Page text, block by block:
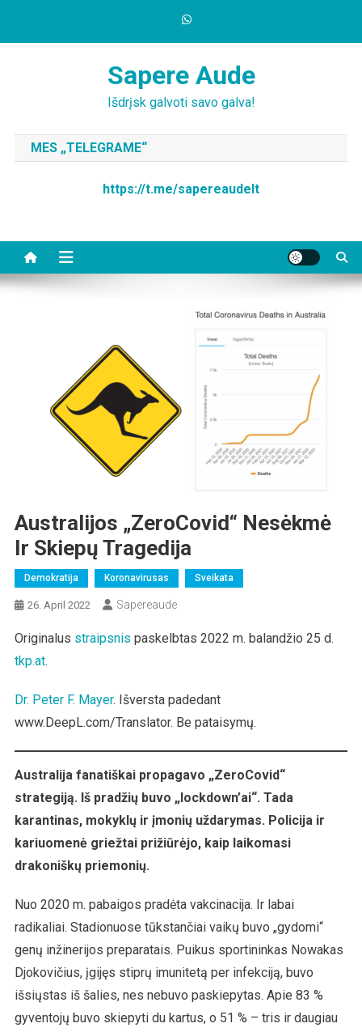
Sapere Aude
Išdrįsk galvoti savo galva!
MES „TELEGRAME“
https://t.me/sapereaudelt
Australijos „ZeroCovid“ Nesėkmė
Ir Skiepų Tragedija
Demokratija Koronavirusas Sveikata
26. April 2022 Sapereaude
Originalus straipsnis paskelbtas 2022 m. balandžio 25 d.
tkp.at.
Dr. Peter F. Mayer. Išversta padedant
www.DeepL.com/Translator. Be pataisymų.
Australija fanatiškai propagavo „ZeroCovid“
strategiją. Iš pradžių buvo „lockdown’ai“. Tada
karantinas, mokyklų ir įmonių uždarymas. Policija ir
kariuomenė griežtai prižiūrėjo, kaip laikomasi
drakoniškų priemonių.
Nuo 2020 m. pabaigos pradėta vakcinacija. Ir labai
radikaliai. Stadionuose tūkstančiai vaikų buvo „gydomi“
genų inžinerijos preparatais. Puikus sportininkas Nowakas
Djokovičius, įgijęs stiprų imunitetą per infekciją, buvo
išsiųstas iš šalies, nes nebuvo paskiepytas. Apie 83 %
gyventojų buvo skiepyti du kartus, o 51 % – tris ir daugiau